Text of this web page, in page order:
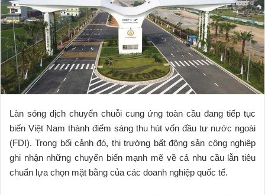
Làn sóng dịch chuyển chuỗi cung ứng toàn cầu đang tiếp tục
biến Việt Nam thành điểm sáng thu hút vốn đầu tư nước ngoài
(FDI). Trong bối cảnh đó, thị trường bất động sản công nghiệp
ghi nhận những chuyển biến mạnh mẽ về cả nhu cầu lẫn tiêu
chuẩn lựa chọn mặt bằng của các doanh nghiệp quốc tế.